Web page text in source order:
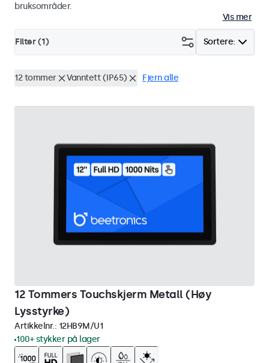
bruksområder.
Vis mer
Sortere:
Filter (1)
12 tommer Vanntett (IP65) Fjern alle
12 Tommers Touchskjerm Metall (Høy
Lysstyrke)
Artikkelnr.: 12HB9M/U1
100+ stykker på lager